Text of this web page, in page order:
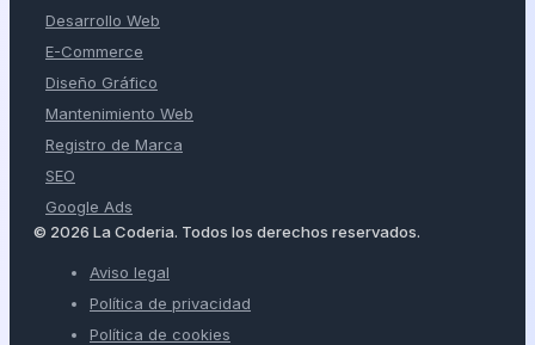
Desarrollo Web
E-Commerce
Diseño Gráfico
Mantenimiento Web
Registro de Marca
SEO
Google Ads
© 2026 La Coderia. Todos los derechos reservados.
Aviso legal
Política de privacidad
Política de cookies